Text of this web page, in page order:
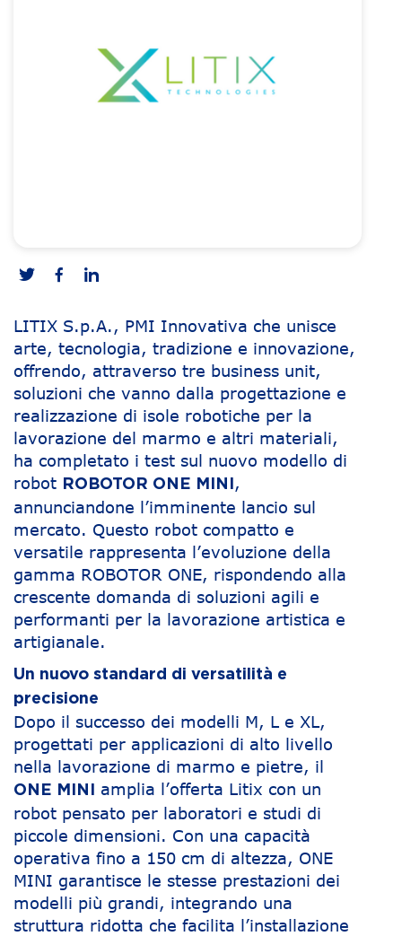
LITIX S.p.A., PMI Innovativa che unisce
arte, tecnologia, tradizione e innovazione,
offrendo, attraverso tre business unit,
soluzioni che vanno dalla progettazione e
realizzazione di isole robotiche per la
lavorazione del marmo e altri materiali,
ha completato i test sul nuovo modello di
robot ROBOTOR ONE MINI
,
annunciandone l’imminente lancio sul
mercato. Questo robot compatto e
versatile rappresenta l’evoluzione della
gamma ROBOTOR ONE, rispondendo alla
crescente domanda di soluzioni agili e
performanti per la lavorazione artistica e
artigianale.
Un nuovo standard di versatilità e
precisione
Dopo il successo dei modelli M, L e XL,
progettati per applicazioni di alto livello
nella lavorazione di marmo e pietre, il
ONE MINI
amplia l’offerta Litix con un
robot pensato per laboratori e studi di
piccole dimensioni. Con una capacità
operativa fino a 150 cm di altezza, ONE
MINI garantisce le stesse prestazioni dei
modelli più grandi, integrando una
struttura ridotta che facilita l’installazione